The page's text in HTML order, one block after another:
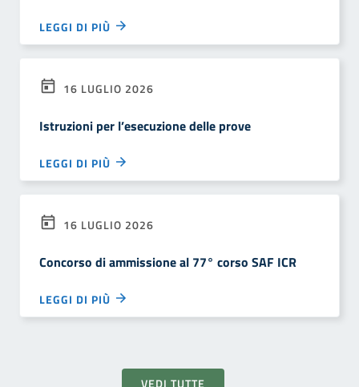
LEGGI DI PIÙ
16 LUGLIO 2026
Istruzioni per l’esecuzione delle prove
LEGGI DI PIÙ
16 LUGLIO 2026
Concorso di ammissione al 77° corso SAF ICR
LEGGI DI PIÙ
VEDI TUTTE